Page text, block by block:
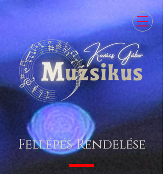
Fellépés Rendelése